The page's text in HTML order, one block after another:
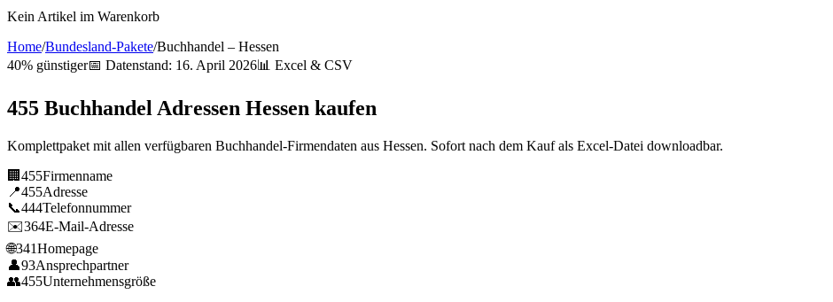
Kein Artikel im Warenkorb
Home/Bundesland-Pakete/Buchhandel – Hessen
40% günstiger📅 Datenstand: 16. April 2026📊 Excel & CSV
455 Buchhandel Adressen Hessen kaufen
Komplettpaket mit allen verfügbaren Buchhandel-Firmendaten aus Hessen. Sofort nach dem Kauf als Excel-Datei downloadbar.
🏢 455Firmenname
📍455Adresse
📞444Telefonnummer
✉️364E-Mail-Adresse
🌐341Homepage
👤93Ansprechpartner
👥455Unternehmensgröße